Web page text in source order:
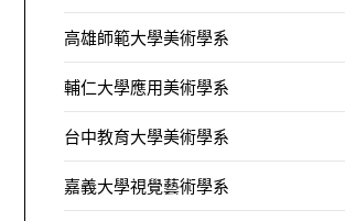
高雄師範大學美術學系
輔仁大學應用美術學系
台中教育大學美術學系
嘉義大學視覺藝術學系